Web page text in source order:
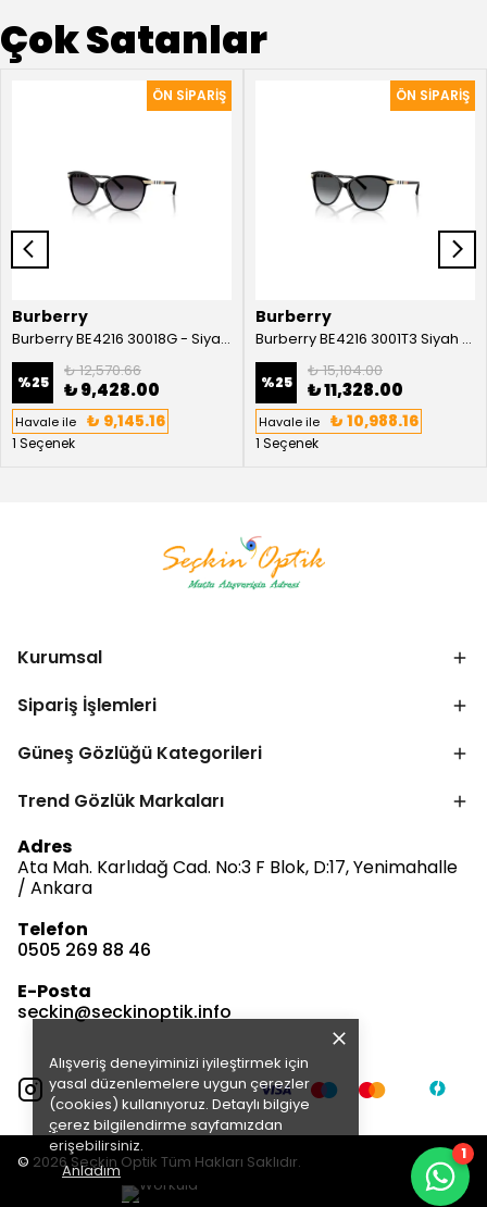
Alışveriş deneyiminizi iyileştirmek için
yasal düzenlemelere uygun çerezler
(cookies) kullanıyoruz. Detaylı bilgiye
çerez bilgilendirme sayfamızdan
erişebilirsiniz.
Anladım
Çok Satanlar
Burberry
Burberry BE4216 30018G - Siyah Kadın Güneş Gözlüğü
%25
₺ 12,570.66
₺ 9,428.00
Havale ile ₺ 9,145.16
1 Seçenek
Burberry
Burberry BE4216 3001T3 Siyah Kadın Güneş Gözlüğü
%25
₺ 15,104.00
₺ 11,328.00
Havale ile ₺ 10,988.16
1 Seçenek
Kurumsal
Sipariş İşlemleri
Güneş Gözlüğü Kategorileri
Trend Gözlük Markaları
Adres
Ata Mah. Karlıdağ Cad. No:3 F Blok, D:17, Yenimahalle
/ Ankara
Telefon
0505 269 88 46
E-Posta
seckin@seckinoptik.info
© 2026 Seçkin Optik Tüm Hakları Saklıdır. 1
Bize Ulaşın
E-posta Gönder